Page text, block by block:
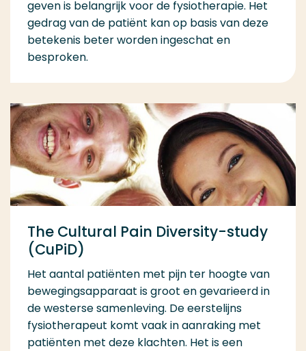
geven is belangrijk voor de fysiotherapie. Het
gedrag van de patiënt kan op basis van deze
betekenis beter worden ingeschat en
besproken.
The Cultural Pain Diversity-study
(CuPiD)
Het aantal patiënten met pijn ter hoogte van
bewegingsapparaat is groot en gevarieerd in
de westerse samenleving. De eerstelijns
fysiotherapeut komt vaak in aanraking met
patiënten met deze klachten. Het is een